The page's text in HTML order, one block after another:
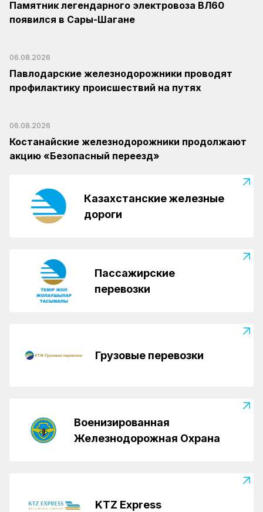
Памятник легендарного электровоза ВЛ60
появился в Сары-Шагане
06.08.2026
Павлодарские железнодорожники проводят
профилактику происшествий на путях
06.08.2026
Костанайские железнодорожники продолжают
акцию «Безопасный переезд»
Казахстанские железные
дороги
Пассажирские
перевозки
Грузовые перевозки
Военизированная
Железнодорожная Охрана
KTZ Express